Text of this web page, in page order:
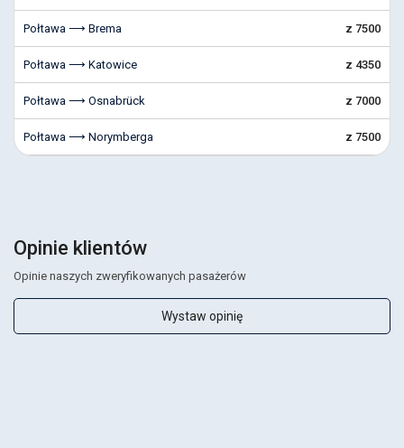
Połtawa ⟶ Brema z 7500
Połtawa ⟶ Katowice z 4350
Połtawa ⟶ Osnabrück z 7000
Połtawa ⟶ Norymberga z 7500
Opinie klientów
Opinie naszych zweryfikowanych pasażerów
Wystaw opinię